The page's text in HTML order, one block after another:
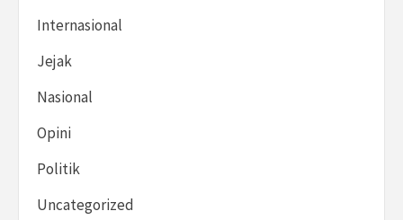
Internasional
Jejak
Nasional
Opini
Politik
Uncategorized